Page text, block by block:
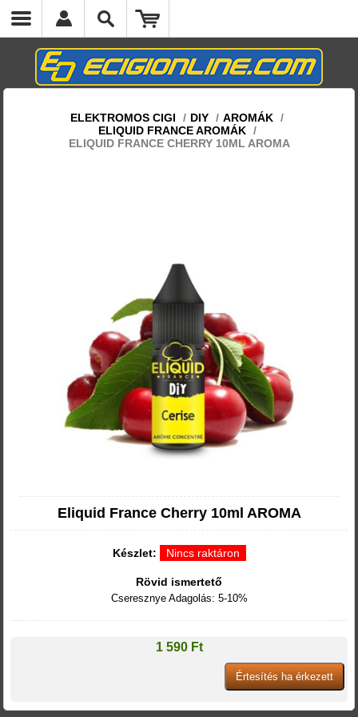
ELEKTROMOS CIGI / DIY / AROMÁK /
ELIQUID FRANCE AROMÁK /
ELIQUID FRANCE CHERRY 10ML AROMA
Eliquid France Cherry 10ml AROMA
Készlet: Nincs raktáron
Rövid ismertető
Cseresznye Adagolás: 5-10%
1 590 Ft